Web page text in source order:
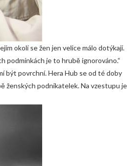
okolí se žen jen velice málo dotýkají.
podmínkách je to hrubě ignorováno.“
být povrchní. Hera Hub se od té doby
ženských podnikatelek. Na vzestupu